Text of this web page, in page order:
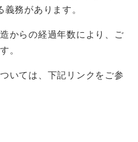
務があります。
からの経過年数により、ご
。
いては、下記リンクをご参